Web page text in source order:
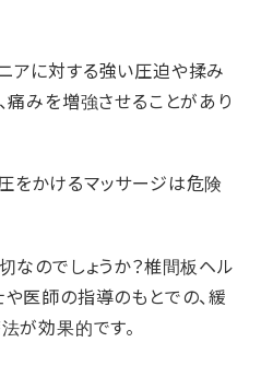
アに対する強い圧迫や揉み
痛みを増強させることがあり
をかけるマッサージは危険
なのでしょうか？椎間板ヘル
医師の指導のもとでの、緩
が効果的です。